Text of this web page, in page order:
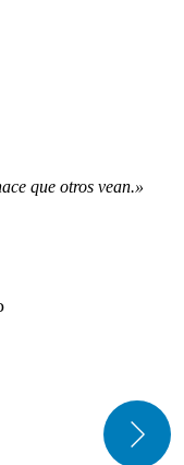
que otros vean.»